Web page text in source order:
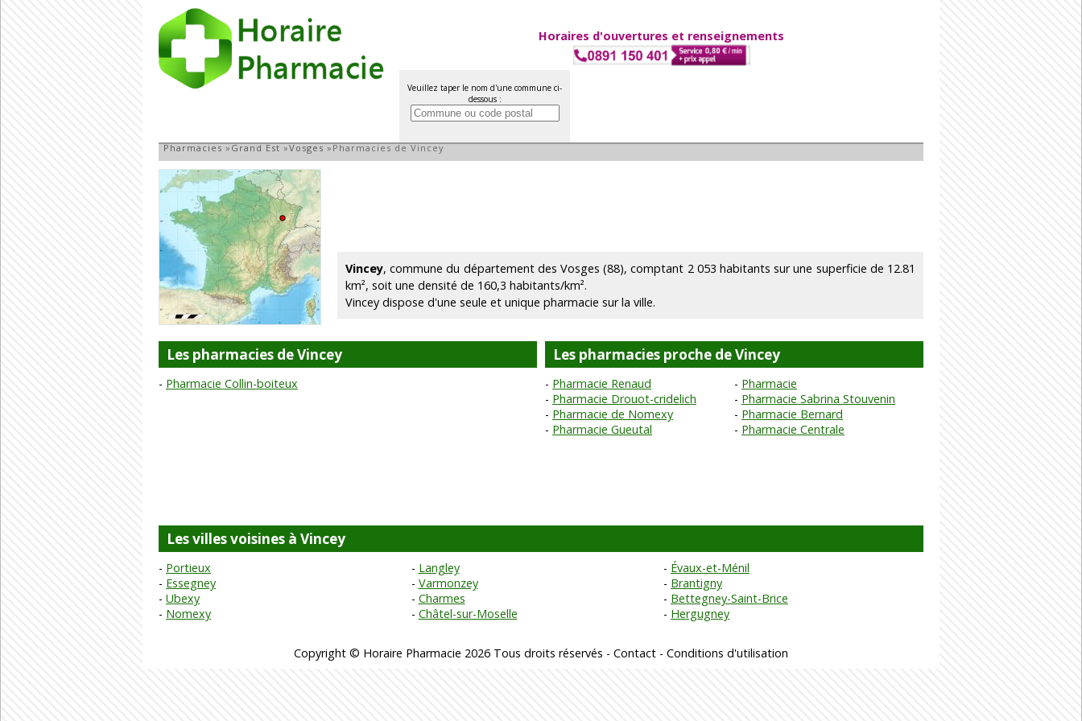
Horaires d'ouvertures et renseignements
Veuillez taper le nom d'une commune ci-
dessous :
Pharmacies»Grand Est»Vosges»Pharmacies de Vincey
Vincey, commune du département des Vosges (88), comptant 2 053 habitants sur une superficie de 12.81
km², soit une densité de 160,3 habitants/km².
Vincey dispose d'une seule et unique pharmacie sur la ville.
Les pharmacies de Vincey
Pharmacie Collin-boiteux
Les pharmacies proche de Vincey
Pharmacie Renaud
Pharmacie
Pharmacie Drouot-cridelich
Pharmacie Sabrina Stouvenin
Pharmacie de Nomexy
Pharmacie Bernard
Pharmacie Gueutal
Pharmacie Centrale
Les villes voisines à Vincey
Portieux Langley
Évaux-et-Ménil
Essegney
Varmonzey
Brantigny
Ubexy
Charmes
Bettegney-Saint-Brice
Nomexy
Châtel-sur-Moselle Hergugney
Copyright © Horaire Pharmacie 2026 Tous droits réservés - Contact - Conditions d'utilisation